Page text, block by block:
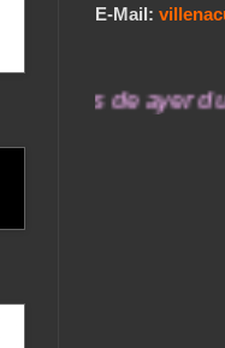
E-Mail:
de ayer durarán